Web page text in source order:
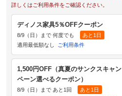
詳しくはご利用条件をご確認ください。
ディノス家具5％OFFクーポン
8/9（日）まで 何度でも
あと1日
適用最低額なし
ご利用条件
1,500円OFF（真夏のサンクスキャン
ペーン選べるクーポン）
8/9（日）まで あと1回
あと1日